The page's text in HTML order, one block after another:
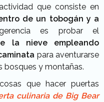
que consiste en
de un tobogán y a
es probar el
la nieve empleando
para aventurarse
bosques y montañas.
que hacer puertas
culinaria de Big Bear